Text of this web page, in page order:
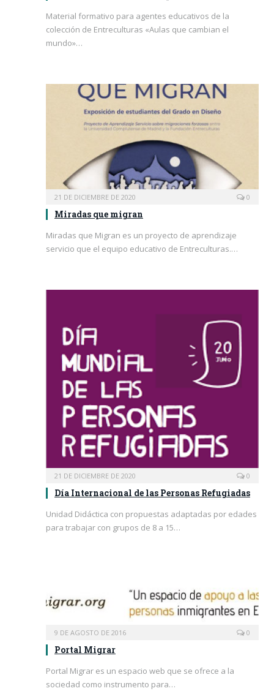
Material formativo para agentes educativos de la
colección de Entreculturas «Aulas que cambian el
mundo»…
21 DE DICIEMBRE DE 2020 0
Miradas que migran
Miradas que Migran es un proyecto de aprendizaje
servicio que el equipo educativo de Entreculturas.…
21 DE DICIEMBRE DE 2020 0
Día Internacional de las Personas Refugiadas
Unidad Didáctica con propuestas adaptadas por edades
para trabajar con grupos de 8 a 15…
9 DE AGOSTO DE 2016 0
Portal Migrar
Portal Migrar es un espacio web que se ofrece a la
sociedad como instrumento para…